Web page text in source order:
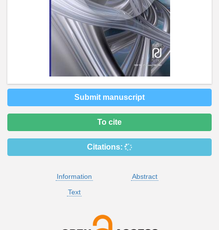
Submit manuscript
To cite
Citations:
Information
Abstract
Text